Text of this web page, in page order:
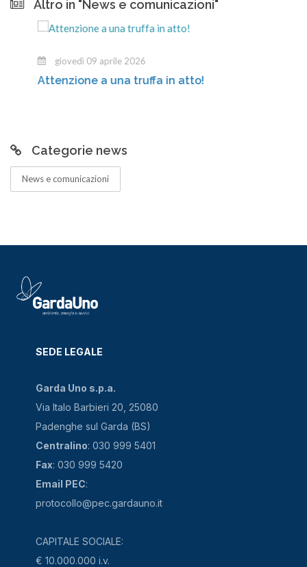
Altro in "News e comunicazioni"
giovedì 09 aprile 2026
Attenzione a una truffa in atto!
Categorie news
News e comunicazioni
SEDE LEGALE
Garda Uno s.p.a.
Via Italo Barbieri 20, 25080
Padenghe sul Garda (BS)
Centralino: 030 999 5401
Fax: 030 999 5420
Email PEC:
protocollo@pec.gardauno.it
CAPITALE SOCIALE:
€ 10.000.000 i.v.